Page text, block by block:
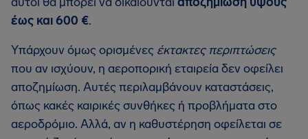
έως και 600 €.
Υπάρχουν όμως ορισμένες έκτακτες περιπτώσεις
που αν ισχύουν, η αεροπορική εταιρεία δεν οφείλει
αποζημίωση. Αυτές περιλαμβάνουν καταστάσεις,
όπως κακές καιρικές συνθήκες ή προβλήματα στο
αεροδρόμιο. Αλλά, αν η καθυστέρηση οφείλεται σε